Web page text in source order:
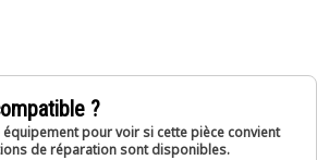
?
pour voir si cette pièce convient
de réparation sont disponibles.